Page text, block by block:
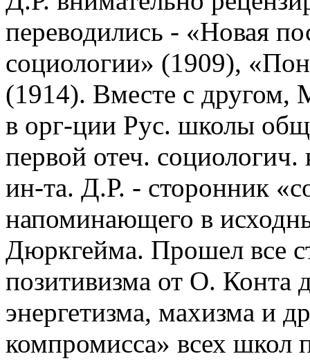
переводились - «Новая
социологии» (1909),
(1914). Вместе с другом,
в орг-ции Рус. школы
первой отеч.
ин-та. Д.Р. - сторонник
напоминающего в
Дюркгейма. Прошел все
позитивизма от О.
энергетизма, махизма и
компромисса» всех школ